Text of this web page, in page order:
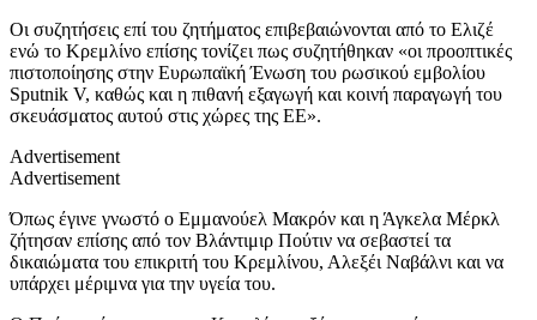
Οι συζητήσεις επί του ζητήματος επιβεβαιώνονται από το Ελιζέ
ενώ το Κρεμλίνο επίσης τονίζει πως συζητήθηκαν «οι προοπτικές
πιστοποίησης στην Ευρωπαϊκή Ένωση του ρωσικού εμβολίου
Sputnik V, καθώς και η πιθανή εξαγωγή και κοινή παραγωγή του
σκευάσματος αυτού στις χώρες της ΕΕ».
Advertisement
Advertisement
Όπως έγινε γνωστό ο Εμμανούελ Μακρόν και η Άγκελα Μέρκλ
ζήτησαν επίσης από τον Βλάντιμιρ Πούτιν να σεβαστεί τα
δικαιώματα του επικριτή του Κρεμλίνου, Αλεξέι Ναβάλνι και να
υπάρχει μέριμνα για την υγεία του.